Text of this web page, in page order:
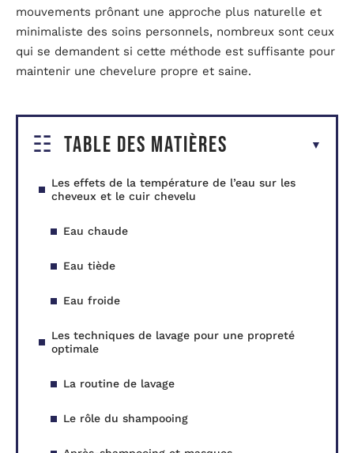
mouvements prônant une approche plus naturelle et
minimaliste des soins personnels, nombreux sont ceux
qui se demandent si cette méthode est suffisante pour
maintenir une chevelure propre et saine.
Table des matières
Les effets de la température de l’eau sur les
cheveux et le cuir chevelu
Eau chaude
Eau tiède
Eau froide
Les techniques de lavage pour une propreté
optimale
La routine de lavage
Le rôle du shampooing